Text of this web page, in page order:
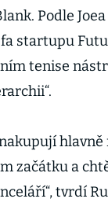
Podle Joea
startupu
tenise
začátku a
tvrdí